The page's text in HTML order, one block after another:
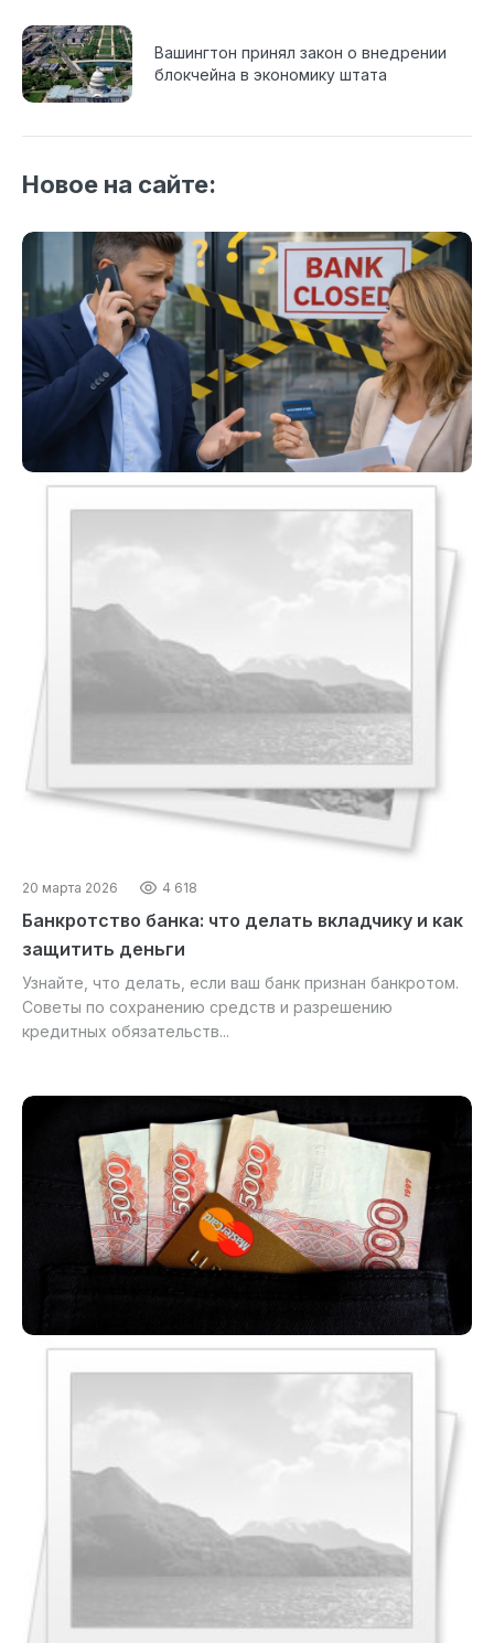
Вашингтон принял закон о внедрении
блокчейна в экономику штата
Новое на сайте:
20 марта 2026 4 618
Банкротство банка: что делать вкладчику и как
защитить деньги
Узнайте, что делать, если ваш банк признан банкротом.
Советы по сохранению средств и разрешению
кредитных обязательств...